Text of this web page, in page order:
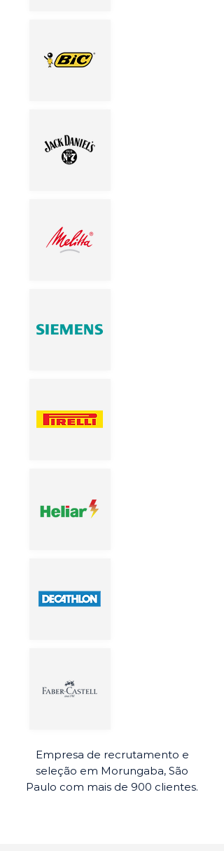
Empresa de recrutamento e
seleção em Morungaba, São
Paulo com mais de 900 clientes.